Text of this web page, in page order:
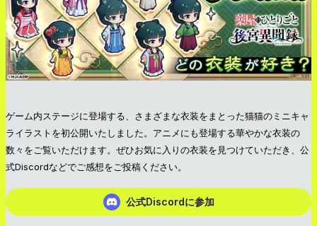
ゲーム内ステージに登場する、さまざまな衣装をまとった猫猫のミニキャ
ライラストを初公開いたしました。アニメにも登場する華やかな衣装の
数々をご覧いただけます。ぜひお気に入りの衣装を見つけていただき、公
式Discordなどでご感想をご投稿ください。
公式Discordに参加